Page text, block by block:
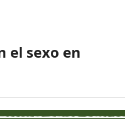
el sexo en